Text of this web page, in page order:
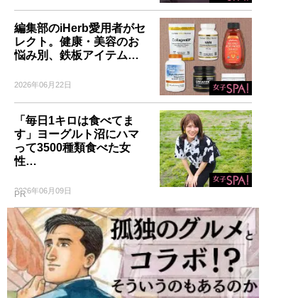
編集部のiHerb愛用者がセ
レクト。健康・美容のお
悩み別、鉄板アイテム…
2026年06月22日
「毎日1キロは食べてま
す」ヨーグルト沼にハマ
って3500種類食べた女
性…
2026年06月09日
PR